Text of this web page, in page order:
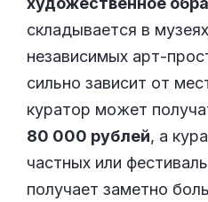
складывается в
независимых арт-
сильно зависит от
куратор может
80 000 рублей, а
частных или
получает заметно